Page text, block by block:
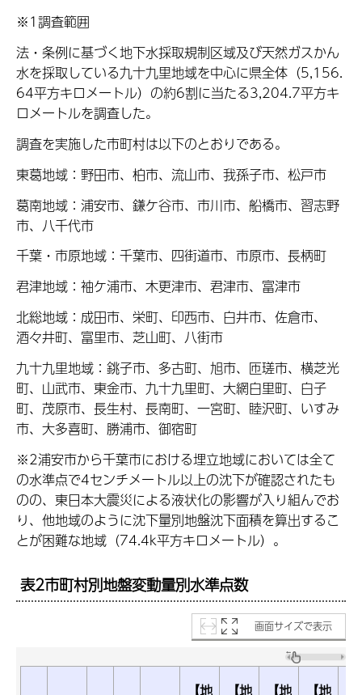
※1調査範囲
法・条例に基づく地下水採取規制区域及び天然ガスかん
水を採取している九十九里地域を中心に県全体（5,156.
64平方キロメートル）の約6割に当たる3,204.7平方キ
ロメートルを調査した。
調査を実施した市町村は以下のとおりである。
東葛地域：野田市、柏市、流山市、我孫子市、松戸市
葛南地域：浦安市、鎌ケ谷市、市川市、船橋市、習志野
市、八千代市
千葉・市原地域：千葉市、四街道市、市原市、長柄町
君津地域：袖ケ浦市、木更津市、君津市、富津市
北総地域：成田市、栄町、印西市、白井市、佐倉市、
酒々井町、富里市、芝山町、八街市
九十九里地域：銚子市、多古町、旭市、匝瑳市、横芝光
町、山武市、東金市、九十九里町、大網白里町、白子
町、茂原市、長生村、長南町、一宮町、睦沢町、いすみ
市、大多喜町、勝浦市、御宿町
※2浦安市から千葉市における埋立地域においては全て
の水準点で4センチメートル以上の沈下が確認されたも
のの、東日本大震災による液状化の影響が入り組んでお
り、他地域のように沈下量別地盤沈下面積を算出するこ
とが困難な地域（74.4k平方キロメートル）。
表2市町村別地盤変動量別水準点数
画面サイズで表示
【地
【地
【地
【地